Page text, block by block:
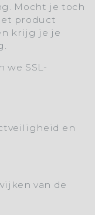
Mocht je toch
product
krijg je je
we SSL-
en
van de